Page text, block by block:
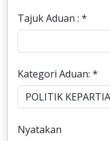
Tajuk Aduan : *
Kategori Aduan: *
Nyatakan